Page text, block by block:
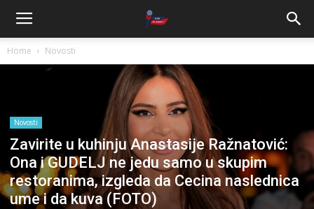
Home Novosti
Novosti
Zavirite u kuhinju Anastasije Ražnatović:
Ona i GUDELJ ne jedu samo u skupim
restoranima, izgleda da Cecina naslednica
ume i da kuva (FOTO)